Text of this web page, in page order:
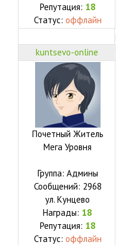
Репутация: 18
Статус: оффлайн
kuntsevo-online
Почетный Житель
Мега Уровня
Группа: Админы
Сообщений: 2968
ул. Кунцево
Награды: 18
Репутация: 18
Статус: оффлайн